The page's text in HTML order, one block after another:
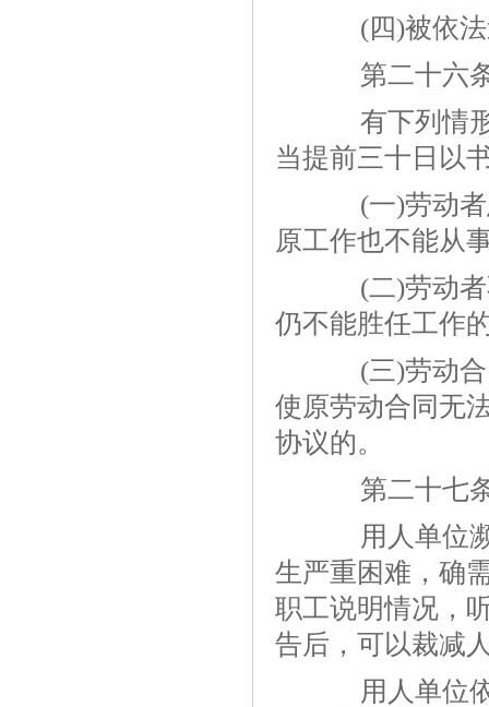
(四)被依法
第二十六
有下列情形
当提前三十日以
(一)劳动者
原工作也不能从
(二)劳动者
仍不能胜任工作
(三)劳动合
使原劳动合同无
协议的。
第二十七
用人单位濒
生严重困难，确
职工说明情况，
告后，可以裁减
用人单位依